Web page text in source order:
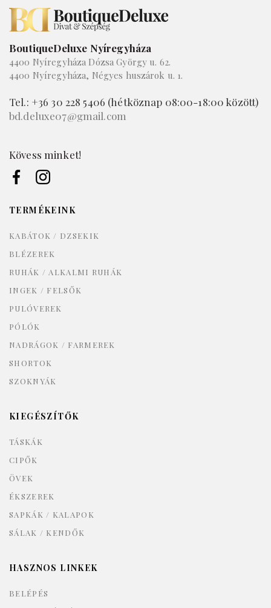
BoutiqueDeluxe Nyíregyháza
4400 Nyíregyháza Dózsa György u. 62.
Tel.: +36 30 228 5406 (hétköznap 08:00-18:00 között)
Kövess minket!
TERMÉKEINK
KABÁTOK / DZSEKIK
BLÉZEREK
INGEK / FELSŐK
PULÓVEREK